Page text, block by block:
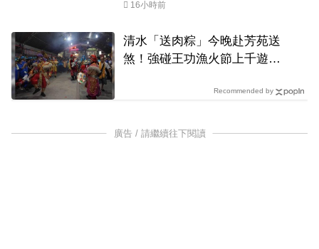
16小時前
清水「送肉粽」今晚赴芳苑送
煞！強碰王功漁火節上千遊客
Recommended by
廣告 / 請繼續往下閱讀